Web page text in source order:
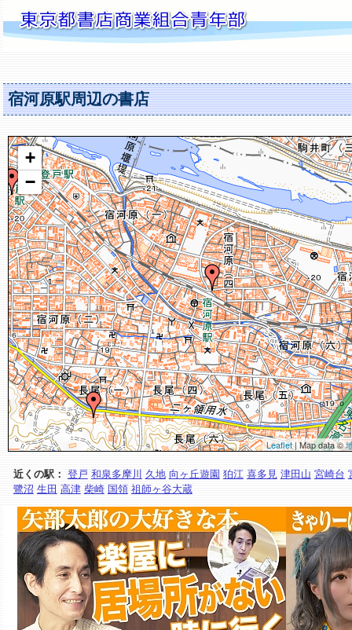
宿河原駅周辺の書店
+
−
Leaflet| Map data ©
近くの駅： 登戸 和泉多摩川 久地 向ヶ丘遊園 狛江 喜多見 津田山 宮崎台
鷺沼 生田 高津 柴崎 国領 祖師ヶ谷大蔵